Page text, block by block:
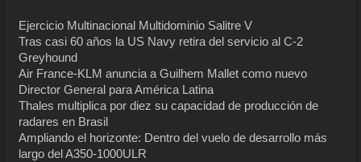
Ejercicio Multinacional Multidominio Salitre V
Tras casi 60 años la US Navy retira del servicio al C-2
Greyhound
Air France-KLM anuncia a Guilhem Mallet como nuevo
Director General para América Latina
Thales multiplica por diez su capacidad de producción de
radares en Brasil
Ampliando el horizonte: Dentro del vuelo de desarrollo más
largo del A350-1000ULR